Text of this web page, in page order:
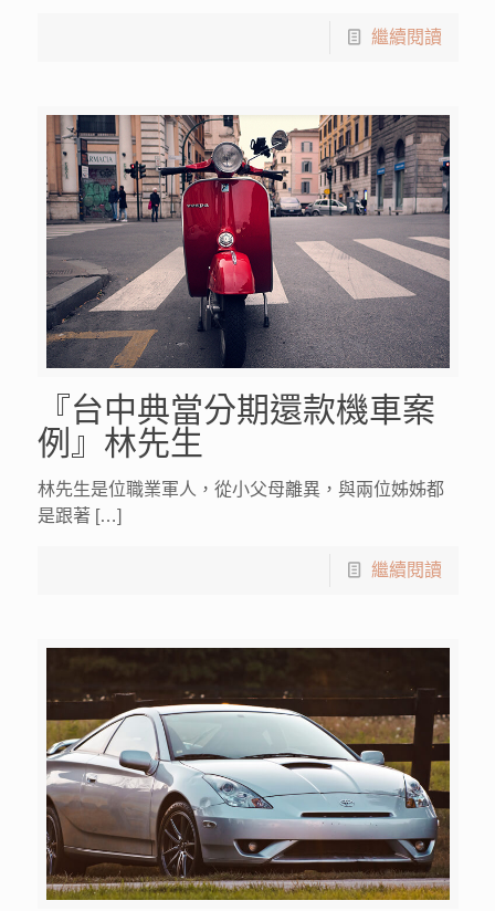
繼續閱讀
『台中典當分期還款機車案
例』林先生
林先生是位職業軍人，從小父母離異，與兩位姊姊都
是跟著 […]
繼續閱讀